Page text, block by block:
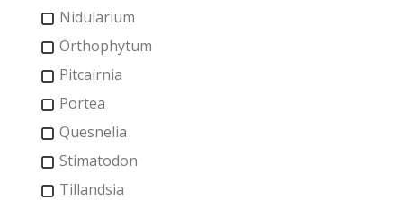
Nidularium
Orthophytum
Pitcairnia
Portea
Quesnelia
Stimatodon
Tillandsia